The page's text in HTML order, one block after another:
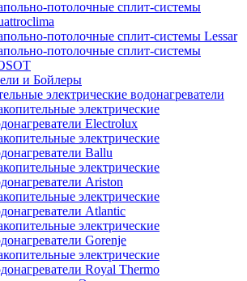
потолочные сплит-системы
потолочные сплит-системы Lessar
потолочные сплит-системы
и Бойлеры
электрические водонагреватели
электрические
Electrolux
электрические
Ballu
электрические
Ariston
электрические
Atlantic
электрические
Gorenje
электрические
Royal Thermo